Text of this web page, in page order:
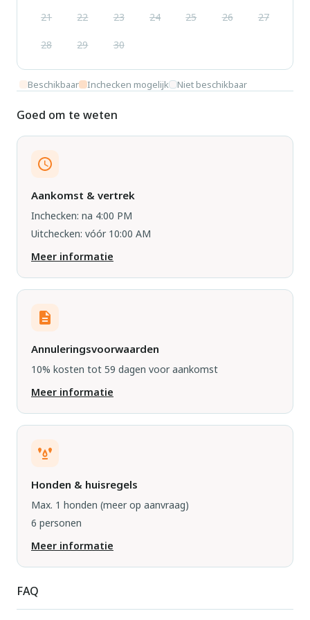
21 22 23 24 25 26 27
28 29 30
Beschikbaar Inchecken mogelijk Niet beschikbaar
Goed om te weten
Aankomst & vertrek
Inchecken: na 4:00 PM
Uitchecken: vóór 10:00 AM
Meer informatie
Annuleringsvoorwaarden
10% kosten tot 59 dagen voor aankomst
Meer informatie
Honden & huisregels
Max. 1 honden (meer op aanvraag)
6 personen
Meer informatie
FAQ